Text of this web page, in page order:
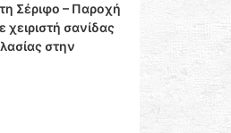
Σέριφο – Παροχή
σανίδας
στην